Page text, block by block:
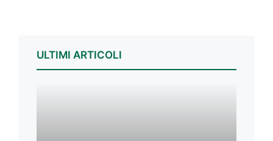
ULTIMI ARTICOLI